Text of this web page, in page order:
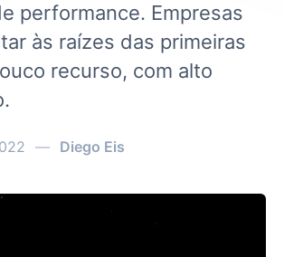
performance. Empresas
às raízes das primeiras
recurso, com alto
— Diego Eis